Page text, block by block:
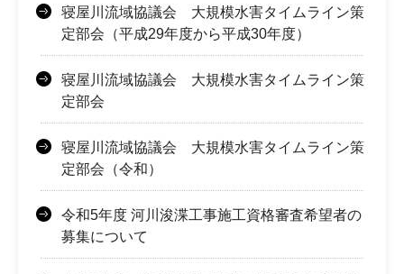
寝屋川流域協議会 大規模水害タイムライン策
定部会（平成29年度から平成30年度）
寝屋川流域協議会 大規模水害タイムライン策
定部会
寝屋川流域協議会 大規模水害タイムライン策
定部会（令和）
令和5年度 河川浚渫工事施工資格審査希望者の
募集について